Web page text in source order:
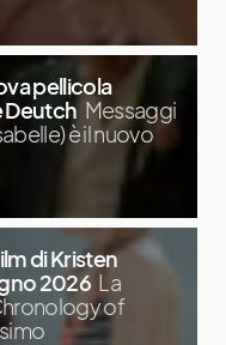
pellicola
Deutch Messaggi
è il nuovo
di Kristen
2026 La
of